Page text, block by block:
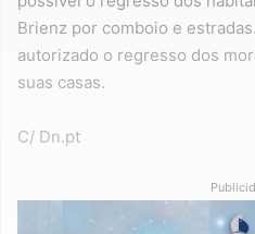
Brienz por comboio e
autorizado o regresso dos
suas casas.
C/ Dn.pt